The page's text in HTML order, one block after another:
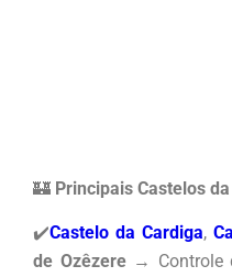
🏰 Principais Castelos
✔️Castelo da Cardiga,
de Ozêzere→ Controle